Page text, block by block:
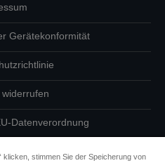
Gerätekonformität
Datenverordnung
klicken, stimmen Sie der Speicherung von